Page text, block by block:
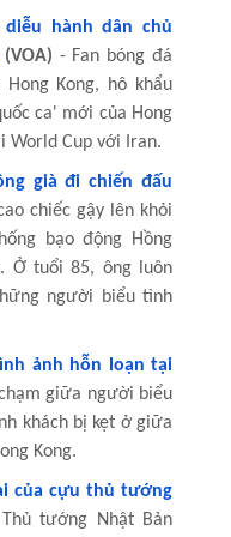
diễu hành dân chủ
(VOA) - Fan bóng đá
Kong, hô khẩu
ca' mới của Hong
World Cup với Iran.
già đi chiến đấu
chiếc gậy lên khỏi
bạo động Hồng
Ở tuổi 85, ông luôn
người biểu tình
ảnh hỗn loạn tại
giữa người biểu
khách bị kẹt ở giữa
Kong.
của cựu thủ tướng
tướng Nhật Bản